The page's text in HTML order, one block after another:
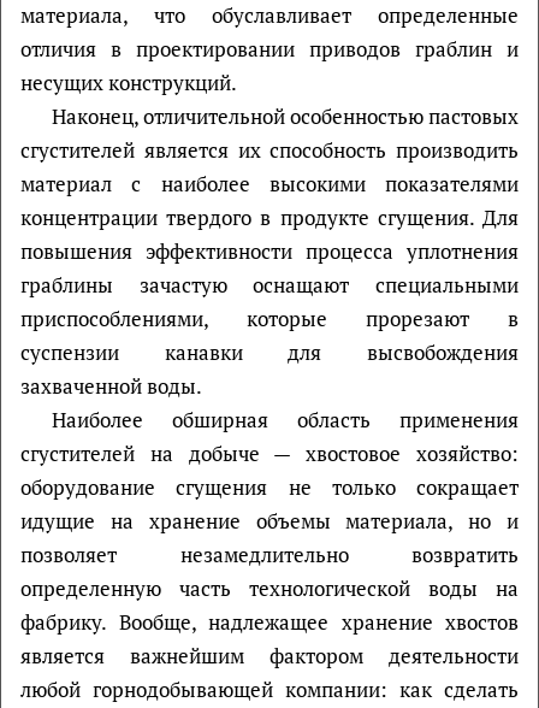
материала, что обуславливает определенные
отличия в проектировании приводов граблин и
несущих конструкций.
Наконец, отличительной особенностью пастовых
сгустителей является их способность производить
материал с наиболее высокими показателями
концентрации твердого в продукте сгущения. Для
повышения эффективности процесса уплотнения
граблины зачастую оснащают специальными
приспособлениями, которые прорезают в
суспензии канавки для высвобождения
захваченной воды.
Наиболее обширная область применения
сгустителей на добыче — хвостовое хозяйство:
оборудование сгущения не только сокращает
идущие на хранение объемы материала, но и
позволяет незамедлительно возвратить
определенную часть технологической воды на
фабрику. Вообще, надлежащее хранение хвостов
является важнейшим фактором деятельности
любой горнодобывающей компании: как сделать